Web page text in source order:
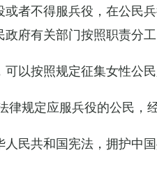
或者不得服兵役，在公民
府有关部门按照职责分
以按照规定征集女性公民
律规定应服兵役的公民，
人民共和国宪法，拥护中